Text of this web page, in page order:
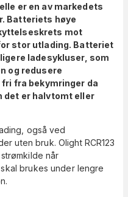
er en av markedets
Batteriets høye
mot
stor utlading. Batteriet
ladesykluser, som
og redusere
fra bekymringer da
det er halvtomt eller
også ved
uten bruk. Olight RCR123
når
brukes under lengre